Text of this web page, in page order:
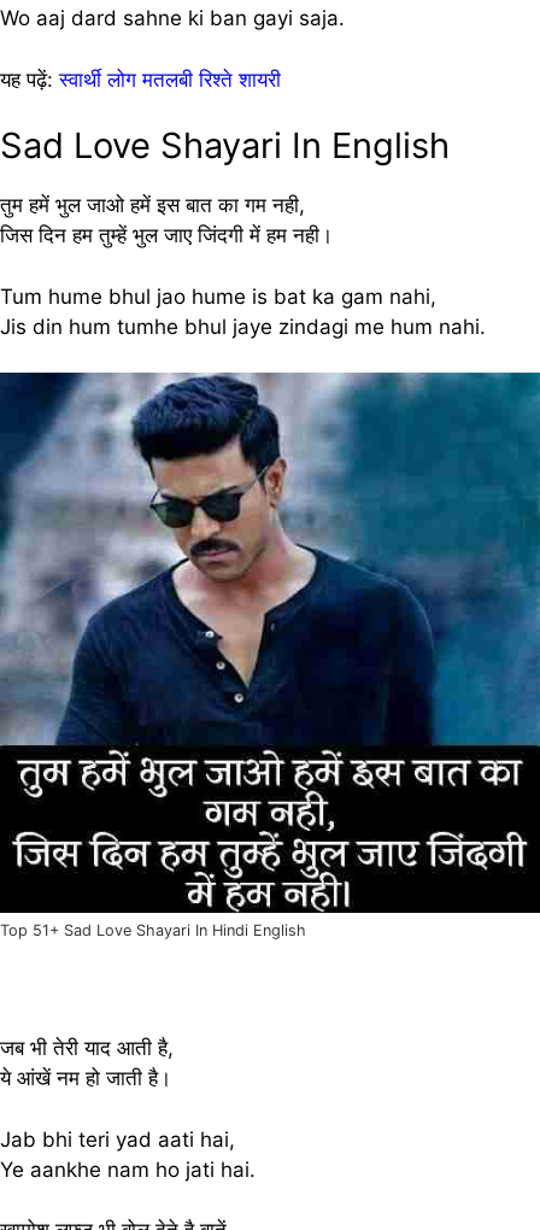
Wo aaj dard sahne ki ban gayi saja.
यह पढ़ें:स्वार्थी लोग मतलबी रिश्ते शायरी
Sad Love Shayari In English
तुम हमें भुल जाओ हमें इस बात का गम नही,
जिस दिन हम तुम्हें भुल जाए जिंदगी में हम नही।
Tum hume bhul jao hume is bat ka gam nahi,
Jis din hum tumhe bhul jaye zindagi me hum nahi.
Top 51+ Sad Love Shayari In Hindi English
जब भी तेरी याद आती है,
ये आंखें नम हो जाती है।
Jab bhi teri yad aati hai,
Ye aankhe nam ho jati hai.